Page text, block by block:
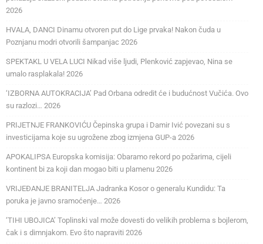
2026
HVALA, DANCI Dinamu otvoren put do Lige prvaka! Nakon čuda u
Poznjanu modri otvorili šampanjac 2026
SPEKTAKL U VELA LUCI Nikad više ljudi, Plenković zapjevao, Nina se
umalo rasplakala! 2026
‘IZBORNA AUTOKRACIJA’ Pad Orbana odredit će i budućnost Vučića. Ovo
su razlozi… 2026
PRIJETNJE FRANKOVIĆU Čepinska grupa i Damir Ivić povezani su s
investicijama koje su ugrožene zbog izmjena GUP-a 2026
APOKALIPSA Europska komisija: Obaramo rekord po požarima, cijeli
kontinent bi za koji dan mogao biti u plamenu 2026
VRIJEĐANJE BRANITELJA Jadranka Kosor o generalu Kundidu: Ta
poruka je javno sramoćenje… 2026
‘TIHI UBOJICA’ Toplinski val može dovesti do velikih problema s bojlerom,
čak i s dimnjakom. Evo što napraviti 2026